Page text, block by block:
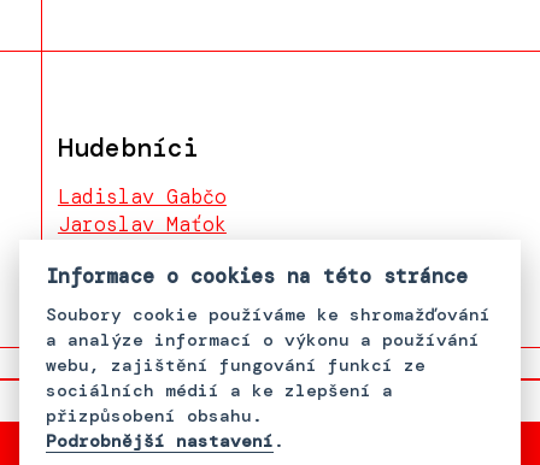
Hudebníci
Ladislav Gabčo
Jaroslav Maťok
Informace o cookies na této stránce
Soubory cookie používáme ke shromažďování
a analýze informací o výkonu a používání
webu, zajištění fungování funkcí ze
sociálních médií a ke zlepšení a
přizpůsobení obsahu.
Podrobnější nastavení .